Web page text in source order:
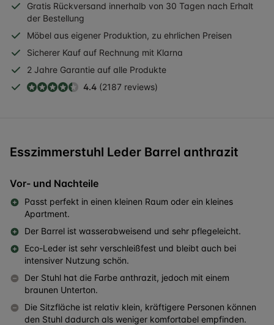
Gratis Rückversand innerhalb von 30 Tagen nach Erhalt
der Bestellung
Möbel aus eigener Produktion, zu ehrlichen Preisen
Sicherer Kauf auf Rechnung mit Klarna
2 Jahre Garantie auf alle Produkte
4.4 (2187 reviews)
Esszimmerstuhl Leder Barrel anthrazit
Vor- und Nachteile
Passt perfekt in einen kleinen Raum oder ein kleines
Apartment.
Der Barrel ist wasserabweisend und sehr pflegeleicht.
Eco-Leder ist sehr verschleißfest und bleibt auch bei
intensiver Nutzung schön.
Der Stuhl hat die Farbe anthrazit, jedoch mit einem
braunen Unterton.
Die Sitzfläche ist relativ klein, kräftigere Personen können
den Stuhl dadurch als weniger komfortabel empfinden.